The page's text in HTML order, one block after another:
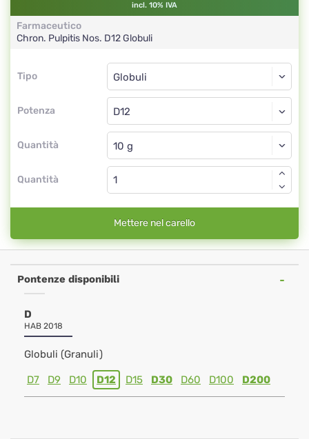
incl. 10% IVA
Farmaceutico
Chron. Pulpitis Nos. D12Globuli
Tipo
Tipo
Potenza
Globuli
D12
Quantità
Globuli
Quantità
Mettere nel carello
Pontenze disponibili
D
HAB 2018
Globuli (Granuli)
D7 D9 D10 D12 D15 D30 D60 D100 D200